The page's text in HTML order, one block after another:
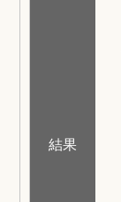
結果